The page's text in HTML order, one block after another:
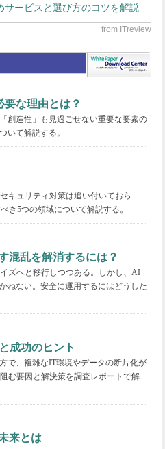
サービスと選び方のコツを解説
な理由とは？
創造性」も見過ごせない重要な要素の
いて解説する。
キュリティ対策は追い付いておら
き5つの領域について解説する。
混乱を解消するには？
ズへと移行しつつある。しかし、AI
ねない。安全に運用するにはどうした
成功のヒント
で、複雑なIT環境やデータの断片化が
む要因と解決策を調査レポートで解
来とは